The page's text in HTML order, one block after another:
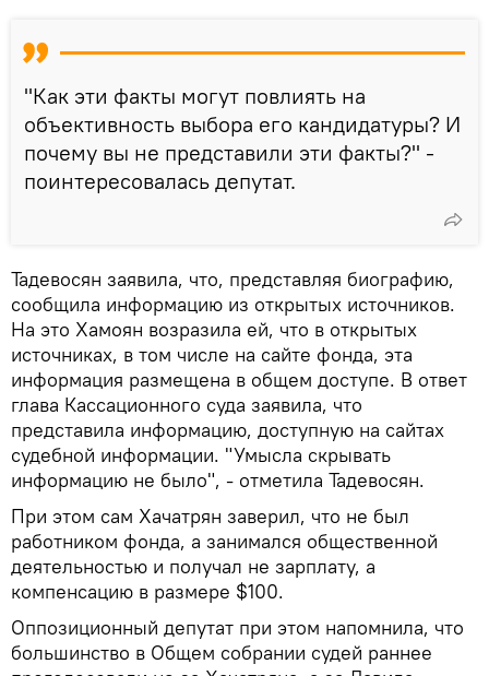
"Как эти факты могут повлиять на
объективность выбора его кандидатуры? И
почему вы не представили эти факты?" -
поинтересовалась депутат.
Тадевосян заявила, что, представляя биографию,
сообщила информацию из открытых источников.
На это Хамоян возразила ей, что в открытых
источниках, в том числе на сайте фонда, эта
информация размещена в общем доступе. В ответ
глава Кассационного суда заявила, что
представила информацию, доступную на сайтах
судебной информации. "Умысла скрывать
информацию не было", - отметила Тадевосян.
При этом сам Хачатрян заверил, что не был
работником фонда, а занимался общественной
деятельностью и получал не зарплату, а
компенсацию в размере $100.
Оппозиционный депутат при этом напомнила, что
большинство в Общем собрании судей раннее